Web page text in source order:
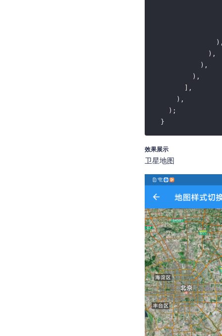
              ),
            ),
          ),
        ],
      ),
    );
  }
效果展示
卫星地图